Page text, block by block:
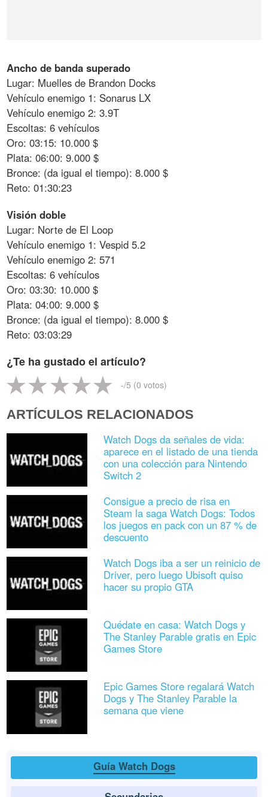
Ancho de banda superado
Lugar: Muelles de Brandon Docks
Vehículo enemigo 1: Sonarus LX
Vehículo enemigo 2: 3.9T
Escoltas: 6 vehículos
Oro: 03:15: 10.000 $
Plata: 06:00: 9.000 $
Bronce: (da igual el tiempo): 8.000 $
Reto: 01:30:23
Visión doble
Lugar: Norte de El Loop
Vehículo enemigo 1: Vespid 5.2
Vehículo enemigo 2: 571
Escoltas: 6 vehículos
Oro: 03:30: 10.000 $
Plata: 04:00: 9.000 $
Bronce: (da igual el tiempo): 8.000 $
Reto: 03:03:29
¿Te ha gustado el artículo?
-/5 (0 votos)
ARTÍCULOS RELACIONADOS
Watch Dogs da señales de vida:
aparece en el listado de una tienda
con una colección para Nintendo
Switch 2
Consigue a precio de risa en
Steam la saga Watch Dogs: Todos
los juegos en pack con un 87 % de
descuento
Watch Dogs iba a ser un reinicio de
Driver, pero luego Ubisoft quiso
hacer su propio GTA
Quédate en casa: Watch Dogs y
The Stanley Parable gratis en Epic
Games Store
Epic Games Store regalará Watch
Dogs y The Stanley Parable la
semana que viene
Guía Watch Dogs